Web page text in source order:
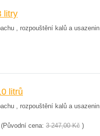
litry
, rozpouštění kalů a usazenin
litrů
, rozpouštění kalů a usazenin
(Původní cena: 3 247,00 Kč )